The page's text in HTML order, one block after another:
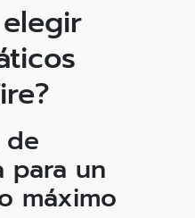
de
para un
máximo